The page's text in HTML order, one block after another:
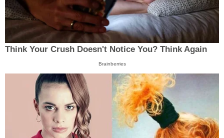
Think Your Crush Doesn't Notice You? Think Again
Brainberries